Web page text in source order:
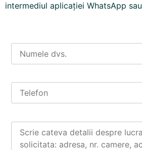
intermediul aplicației WhatsApp